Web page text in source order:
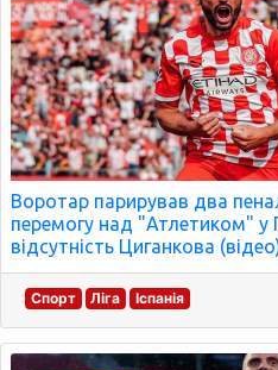
Воротар парирував два
перемогу над "Атлетиком" у
відсутність Циганкова
Спорт Ліга Іспанія